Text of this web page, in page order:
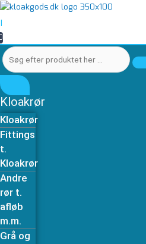
Gå
til
indholdet
|
Søg
produktet
her
…
Kloakrør
Kloakrør
Fittings
t.
Kloakrør
Andre
rør t.
afløb
m.m.
Grå og
Søg
produktet
her
…
T-
mm
x
3/4
x
25
mm
antal